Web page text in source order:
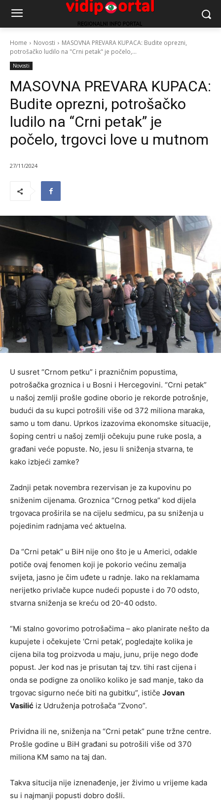
Home Novosti
MASOVNA PREVARA KUPACA: Budite oprezni,
potrošačko ludilo na "Crni petak" je počelo,...
Novosti
MASOVNA PREVARA KUPACA:
Budite oprezni, potrošačko
ludilo na “Crni petak” je
počelo, trgovci love u mutnom
27/11/2024
U susret “Crnom petku” i prazničnim popustima,
potrošačka groznica i u Bosni i Hercegovini. “Crni petak”
u našoj zemlji prošle godine oborio je rekorde potrošnje,
budući da su kupci potrošili više od 372 miliоna maraka,
samo u tom danu. Uprkos izazovima ekonomske situacije,
šoping centri u našoj zemlji očekuju pune ruke posla, a
građani veće popuste. No, jesu li sniženja stvarna, te
kako izbjeći zamke?
Zadnji petak novembra rezervisan je za kupovinu po
sniženim cijenama. Groznica “Crnog petka” kod dijela
trgovaca proširila se na cijelu sedmicu, pa su sniženja u
pojedinim radnjama već aktuelna.
Da “Crni petak” u BiH nije ono što je u Americi, odakle
potiče ovaj fenomen koji je pokorio većinu zemalja
svijeta, jasno je čim uđete u radnje. Iako na reklamama
nerijetko privlače kupce nudeći popuste i do 70 odsto,
stvarna sniženja se kreću od 20-40 odsto.
“Mi stalno govorimo potrošačima – ako planirate nešto da
kupujete i očekujete ‘Crni petak’, pogledajte kolika je
cijena bila tog proizvoda u maju, junu, prije nego dođe
popust. Jer kod nas je prisutan taj tzv. tihi rast cijena i
onda se podigne za onoliko koliko je sad manje, tako da
trgovac sigurno neće biti na gubitku”, ističe Jovan
Vasilić iz Udruženja potrošača “Zvono”.
Prividna ili ne, sniženja na “Crni petak” pune tržne centre.
Prošle godine u BiH građani su potrošili više od 370
miliona KM samo na taj dan.
Takva situcija nije iznenađenje, jer živimo u vrijeme kada
su i najmanji popusti dobro došli.